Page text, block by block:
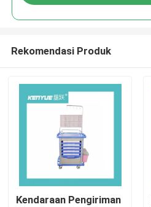
Rekomendasi Produk
Kendaraan Pengiriman